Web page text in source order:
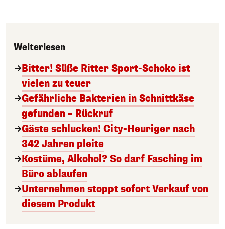
Weiterlesen
Bitter! Süße Ritter Sport-Schoko ist
vielen zu teuer
Gefährliche Bakterien in Schnittkäse
gefunden – Rückruf
Gäste schlucken! City-Heuriger nach
342 Jahren pleite
Kostüme, Alkohol? So darf Fasching im
Büro ablaufen
Unternehmen stoppt sofort Verkauf von
diesem Produkt